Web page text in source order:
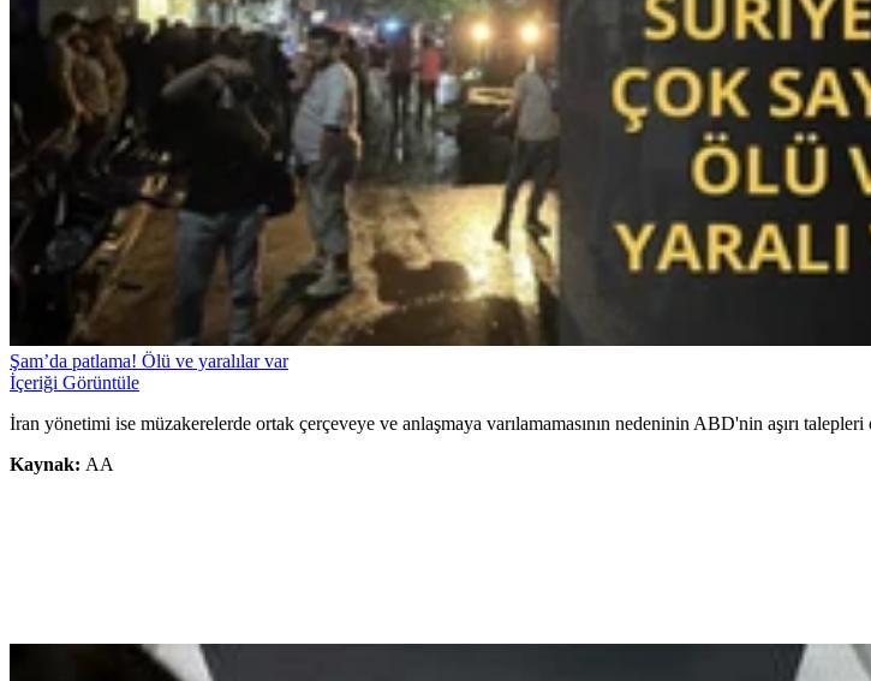
Şam’da patlama! Ölü ve yaralılar var
İçeriği Görüntüle
İran yönetimi ise müzakerelerde ortak çerçeveye ve anlaşmaya varılamamasının nedeninin ABD'nin aşırı
Kaynak: AA